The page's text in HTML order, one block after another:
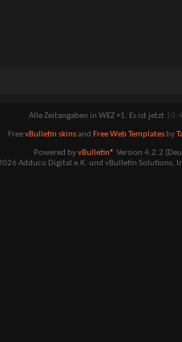
Alle Zeitangaben in WEZ +1. Es ist jetzt
FreevBulletin skinsand Free Web Templatesby
Powered byvBulletin® Version 4.2.2
Adduco Digital e.K. und vBulletin Solutions,